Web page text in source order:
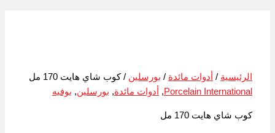
الرئيسية / أدوات مائدة / بورسلين / كوب شاي هايت 170 مل
Porcelain International
, أدوات مائدة, بورسلين, بوفيه
كوب شاي هايت 170 مل